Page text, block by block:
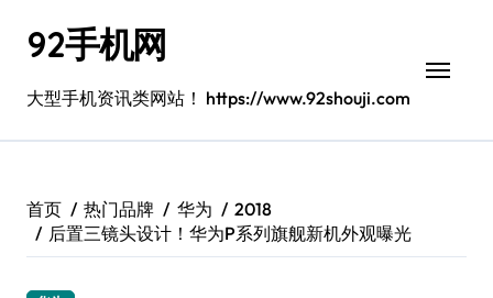
92手机网
大型手机资讯类网站！ https://www.92shouji.com
首页 热门品牌 华为
2018
后置三镜头设计！华为P系列旗舰新机外观曝光